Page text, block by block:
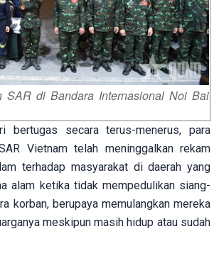
SAR di Bandara Internasional Noi Bai
bertugas secara terus-menerus, para
Vietnam telah meninggalkan rekam
terhadap masyarakat di daerah yang
alam ketika tidak mempedulikan siang-
korban, berupaya memulangkan mereka
meskipun masih hidup atau sudah